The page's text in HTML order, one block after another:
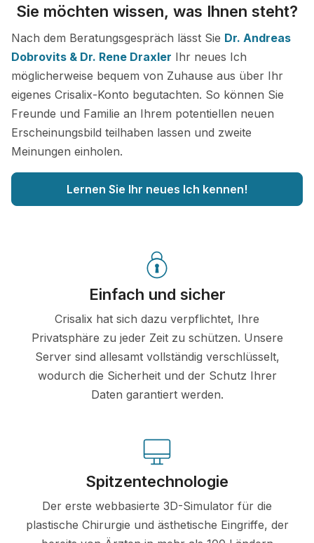
Sie möchten wissen, was Ihnen steht?
Nach dem Beratungsgespräch lässt Sie Dr. Andreas
Dobrovits & Dr. Rene Draxler Ihr neues Ich
möglicherweise bequem von Zuhause aus über Ihr
eigenes Crisalix-Konto begutachten. So können Sie
Freunde und Familie an Ihrem potentiellen neuen
Erscheinungsbild teilhaben lassen und zweite
Meinungen einholen.
Lernen Sie Ihr neues Ich kennen!
Einfach und sicher
Crisalix hat sich dazu verpflichtet, Ihre
Privatsphäre zu jeder Zeit zu schützen. Unsere
Server sind allesamt vollständig verschlüsselt,
wodurch die Sicherheit und der Schutz Ihrer
Daten garantiert werden.
Spitzentechnologie
Der erste webbasierte 3D-Simulator für die
plastische Chirurgie und ästhetische Eingriffe, der